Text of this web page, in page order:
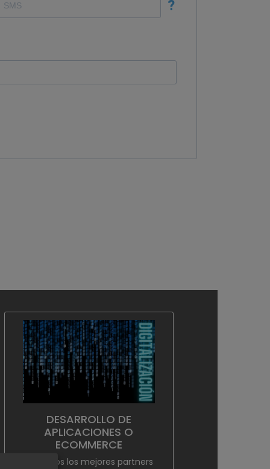
DESARROLLO DE
APLICACIONES O
ECOMMERCE
Tenemos los mejores partners